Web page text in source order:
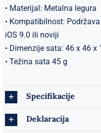
• Materijal: Metalna legura
• Kompatibilnost:
iOS 9.0 ili noviji
• Dimenzije sata: 46 x 46 x
• Težina sata 45 g
Specifikacije
Deklaracija